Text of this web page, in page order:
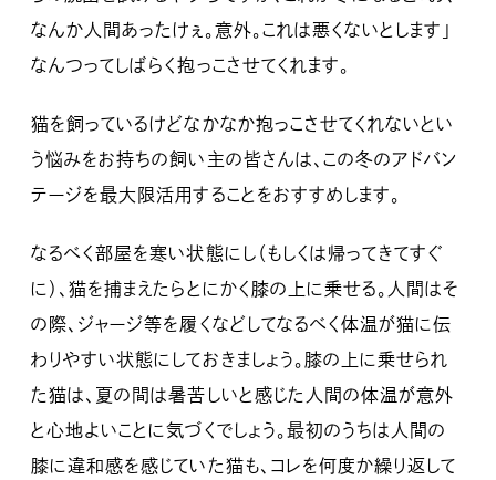
なんか人間あったけぇ。意外。これは悪くないとします」
なんつってしばらく抱っこさせてくれます。
猫を飼っているけどなかなか抱っこさせてくれないとい
う悩みをお持ちの飼い主の皆さんは、この冬のアドバン
テージを最大限活用することをおすすめします。
なるべく部屋を寒い状態にし（もしくは帰ってきてすぐ
に）、猫を捕まえたらとにかく膝の上に乗せる。人間はそ
の際、ジャージ等を履くなどしてなるべく体温が猫に伝
わりやすい状態にしておきましょう。膝の上に乗せられ
た猫は、夏の間は暑苦しいと感じた人間の体温が意外
と心地よいことに気づくでしょう。最初のうちは人間の
膝に違和感を感じていた猫も、コレを何度か繰り返して